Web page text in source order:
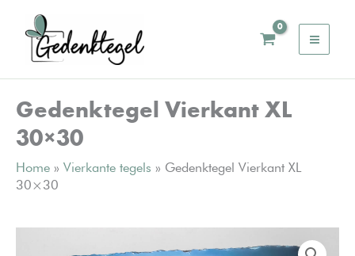
Gedenktegel Vierkant XL
30×30
Home » Vierkante tegels » Gedenktegel Vierkant XL
30×30